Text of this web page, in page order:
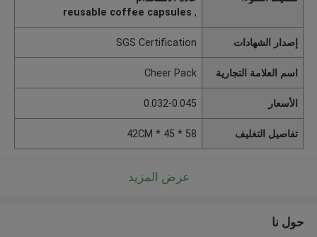
,
reusable coffee capsules
إصدار الشهادات SGS Certification
اسم العلامة التجارية Cheer Pack
الأسعار 0.032-0.045
تفاصيل التغليف 58 * 45 * 42CM
عرض المزيد
حول نا